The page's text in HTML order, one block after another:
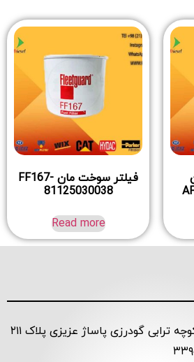
فیلتر سوخت مان FF167-
81125030038
Read more
ترابی گودرزی پاساژ عزیزی پلاک ۲۱۱